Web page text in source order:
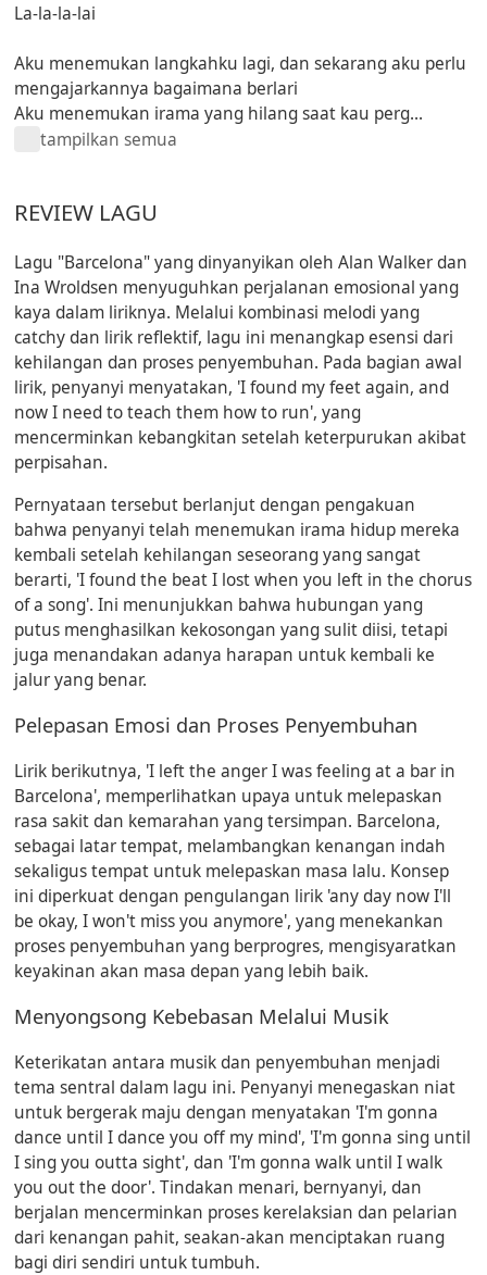
La-la-la-lai
Aku menemukan langkahku lagi, dan sekarang aku perlu
mengajarkannya bagaimana berlari
Aku menemukan irama yang hilang saat kau perg...
tampilkan semua
REVIEW LAGU
Lagu "Barcelona" yang dinyanyikan oleh Alan Walker dan
Ina Wroldsen menyuguhkan perjalanan emosional yang
kaya dalam liriknya. Melalui kombinasi melodi yang
catchy dan lirik reflektif, lagu ini menangkap esensi dari
kehilangan dan proses penyembuhan. Pada bagian awal
lirik, penyanyi menyatakan, 'I found my feet again, and
now I need to teach them how to run', yang
mencerminkan kebangkitan setelah keterpurukan akibat
perpisahan.
Pernyataan tersebut berlanjut dengan pengakuan
bahwa penyanyi telah menemukan irama hidup mereka
kembali setelah kehilangan seseorang yang sangat
berarti, 'I found the beat I lost when you left in the chorus
of a song'. Ini menunjukkan bahwa hubungan yang
putus menghasilkan kekosongan yang sulit diisi, tetapi
juga menandakan adanya harapan untuk kembali ke
jalur yang benar.
Pelepasan Emosi dan Proses Penyembuhan
Lirik berikutnya, 'I left the anger I was feeling at a bar in
Barcelona', memperlihatkan upaya untuk melepaskan
rasa sakit dan kemarahan yang tersimpan. Barcelona,
sebagai latar tempat, melambangkan kenangan indah
sekaligus tempat untuk melepaskan masa lalu. Konsep
ini diperkuat dengan pengulangan lirik 'any day now I'll
be okay, I won't miss you anymore', yang menekankan
proses penyembuhan yang berprogres, mengisyaratkan
keyakinan akan masa depan yang lebih baik.
Menyongsong Kebebasan Melalui Musik
Keterikatan antara musik dan penyembuhan menjadi
tema sentral dalam lagu ini. Penyanyi menegaskan niat
untuk bergerak maju dengan menyatakan 'I'm gonna
dance until I dance you off my mind', 'I'm gonna sing until
I sing you outta sight', dan 'I'm gonna walk until I walk
you out the door'. Tindakan menari, bernyanyi, dan
berjalan mencerminkan proses kerelaksian dan pelarian
dari kenangan pahit, seakan-akan menciptakan ruang
bagi diri sendiri untuk tumbuh.